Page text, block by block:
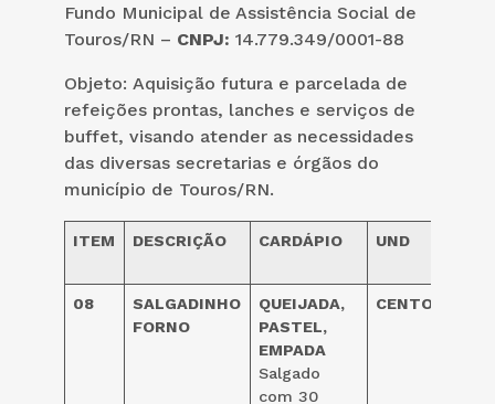
Fundo Municipal de Assistência Social de
Touros/RN – CNPJ: 14.779.349/0001-88
Objeto: Aquisição futura e parcelada de
refeições prontas, lanches e serviços de
buffet, visando atender as necessidades
das diversas secretarias e órgãos do
município de Touros/RN.
ITEM DESCRIÇÃO CARDÁPIO UND
08
SALGADINHO
FORNO
QUEIJADA,
PASTEL,
EMPADA
Salgado
com 30
CENTO